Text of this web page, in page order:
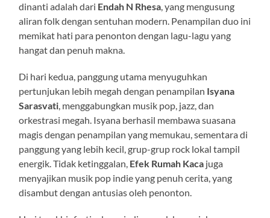
dinanti adalah dari Endah N Rhesa, yang mengusung
aliran folk dengan sentuhan modern. Penampilan duo ini
memikat hati para penonton dengan lagu-lagu yang
hangat dan penuh makna.
Di hari kedua, panggung utama menyuguhkan
pertunjukan lebih megah dengan penampilan Isyana
Sarasvati, menggabungkan musik pop, jazz, dan
orkestrasi megah. Isyana berhasil membawa suasana
magis dengan penampilan yang memukau, sementara di
panggung yang lebih kecil, grup-grup rock lokal tampil
energik. Tidak ketinggalan, Efek Rumah Kaca juga
menyajikan musik pop indie yang penuh cerita, yang
disambut dengan antusias oleh penonton.